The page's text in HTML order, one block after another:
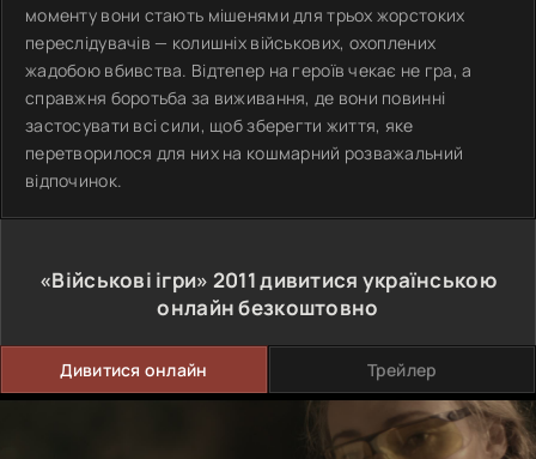
моменту вони стають мішенями для трьох жорстоких
переслідувачів — колишніх військових, охоплених
жадобою вбивства. Відтепер на героїв чекає не гра, а
справжня боротьба за виживання, де вони повинні
застосувати всі сили, щоб зберегти життя, яке
перетворилося для них на кошмарний розважальний
відпочинок.
«Військові ігри» 2011дивитися українською
онлайн безкоштовно
Дивитися онлайн Трейлер